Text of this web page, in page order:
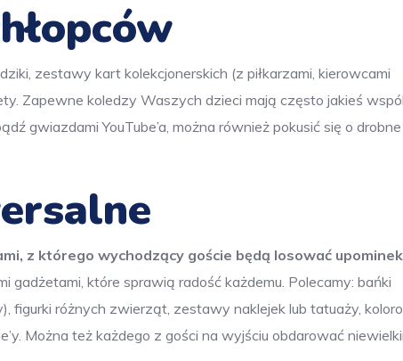
zestawy kart kolekcjonerskich (z piłkarzami, kierowcami
Zapewne koledzy Waszych dzieci mają często jakieś
gwiazdami YouTube’a, można również pokusić się o drobne
z którego wychodzący goście będą losować
które sprawią radość każdemu. Polecamy: bańki
figurki różnych zwierząt, zestawy naklejek lub tatuaży,
Można też każdego z gości na wyjściu obdarować